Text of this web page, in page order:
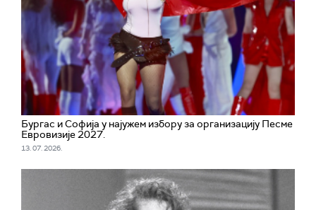
Бургас и Софија у најужем избору за организацију Песме
Евровизије 2027.
13. 07. 2026.